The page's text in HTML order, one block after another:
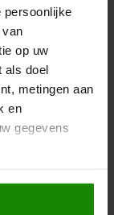
persoonlijke
op uw
als doel
metingen aan
en
gegevens